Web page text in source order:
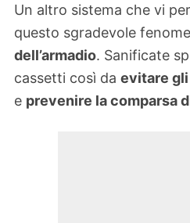
Un altro sistema che vi
questo sgradevole
dell’armadio. Sanificate
cassetti così da evitare
e prevenire la comparsa